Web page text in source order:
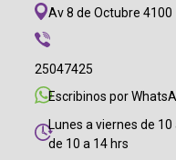
Av 8 de Octubre 4100
25047425
Escribinos por
Lunes a viernes de
de 10 a 14 hrs